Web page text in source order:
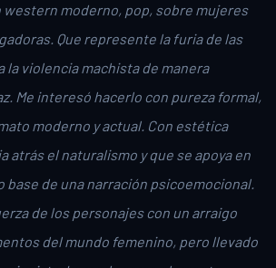
western moderno, pop, sobre mujeres
Que represente la furia de las
la violencia machista de manera
Me interesó hacerlo con pureza formal,
moderno y actual. Con estética
atrás el naturalismo y que se apoya en
base de una narración psicoemocional.
de los personajes con un arraigo
del mundo femenino, pero llevado